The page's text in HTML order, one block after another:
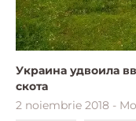
Украина удвоила
скота
2 noiembrie 2018 -